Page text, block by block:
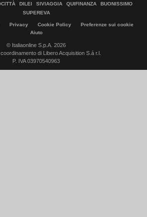
DILEI SIVIAGGIA QUIFINANZA
BUONISSIMO
SUPEREVA
Privacy Cookie Policy
Preferenze sui cookie
Aiuto
© Italiaonline S.p.A. 2026
di Libero Acquisition S.á r.l.
P. IVA 03970540963